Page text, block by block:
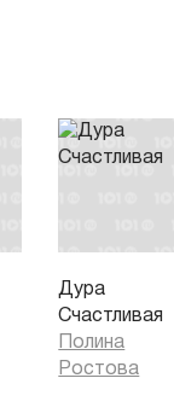
Дура
Счастливая
Полина
Ростова